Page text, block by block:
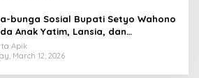
bunga Sosial Bupati Setyo Wahono
Anak Yatim, Lansia, dan
Disabilitas di Kasiman
Apik
March 12, 2026